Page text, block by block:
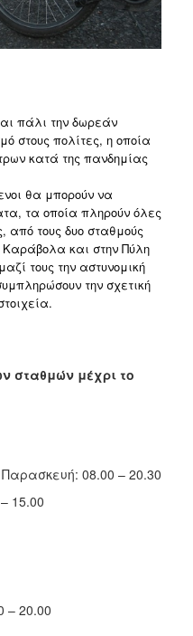
πάλι την δωρεάν
στους πολίτες, η οποία
κατά της πανδημίας
θα μπορούν να
τα οποία πληρούν όλες
τους δυο σταθμούς
και στην Πύλη
τους την αστυνομική
την σχετική
σταθμών μέχρι το
08.00 – 20.30
15.00
– 20.00